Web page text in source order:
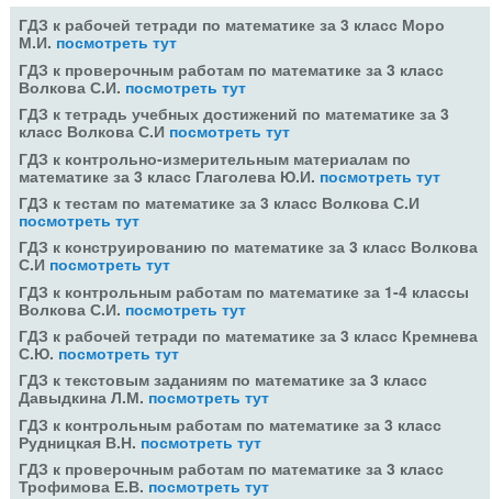
ГДЗ к рабочей тетради по математике за 3 класс Моро
М.И. посмотреть тут
ГДЗ к проверочным работам по математике за 3 класс
Волкова С.И. посмотреть тут
ГДЗ к тетрадь учебных достижений по математике за 3
класс Волкова С.И посмотреть тут
ГДЗ к контрольно-измерительным материалам по
математике за 3 класс Глаголева Ю.И. посмотреть тут
ГДЗ к тестам по математике за 3 класс Волкова С.И
посмотреть тут
ГДЗ к конструированию по математике за 3 класс Волкова
С.И посмотреть тут
ГДЗ к контрольным работам по математике за 1-4 классы
Волкова С.И. посмотреть тут
ГДЗ к рабочей тетради по математике за 3 класс Кремнева
С.Ю. посмотреть тут
ГДЗ к текстовым заданиям по математике за 3 класс
Давыдкина Л.М. посмотреть тут
ГДЗ к контрольным работам по математике за 3 класс
Рудницкая В.Н. посмотреть тут
ГДЗ к проверочным работам по математике за 3 класс
Трофимова Е.В. посмотреть тут